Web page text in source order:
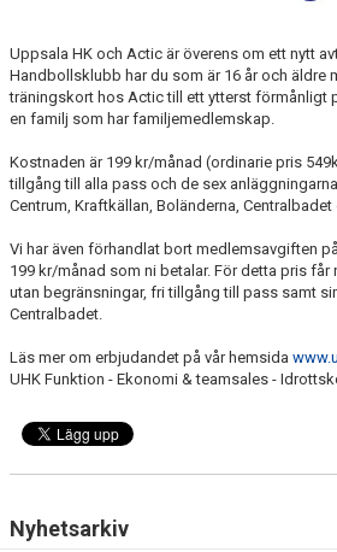
Uppsala HK och Actic är överens om ett nytt
Handbollsklubb har du som är 16 år och äldre
träningskort hos Actic till ett ytterst förmånligt
en familj som har familjemedlemskap.
Kostnaden är 199 kr/månad (ordinarie pris
tillgång till alla pass och de sex
Centrum, Kraftkällan, Boländerna,
Vi har även förhandlat bort medlemsavgiften
199 kr/månad som ni betalar. För detta pris får
utan begränsningar, fri tillgång till pass samt
Centralbadet.
Läs mer om erbjudandet på vår hemsida
UHK Funktion - Ekonomi & teamsales -
Nyhetsarkiv